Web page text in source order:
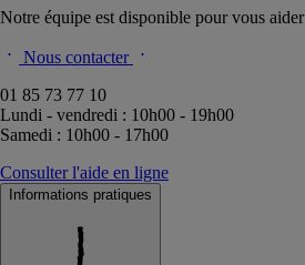
Notre équipe est disponible pour vous aider
Nous contacter
01 85 73 77 10
Lundi - vendredi : 10h00 - 19h00
Samedi : 10h00 - 17h00
Consulter l'aide en ligne
Informations pratiques